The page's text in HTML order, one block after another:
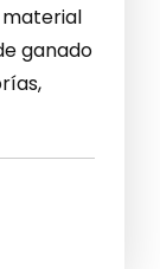
material
ganado